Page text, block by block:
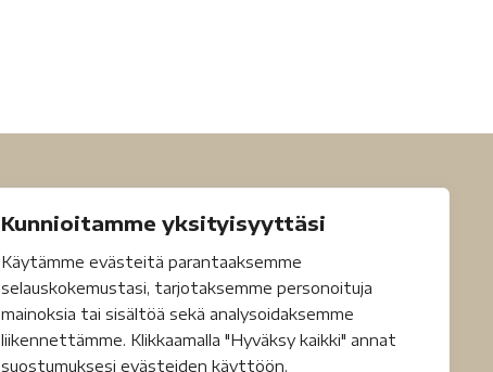
Kunnioitamme yksityisyyttäsi
Käytämme evästeitä parantaaksemme
selauskokemustasi, tarjotaksemme personoituja
mainoksia tai sisältöä sekä analysoidaksemme
liikennettämme. Klikkaamalla "Hyväksy kaikki" annat
suostumuksesi evästeiden käyttöön.